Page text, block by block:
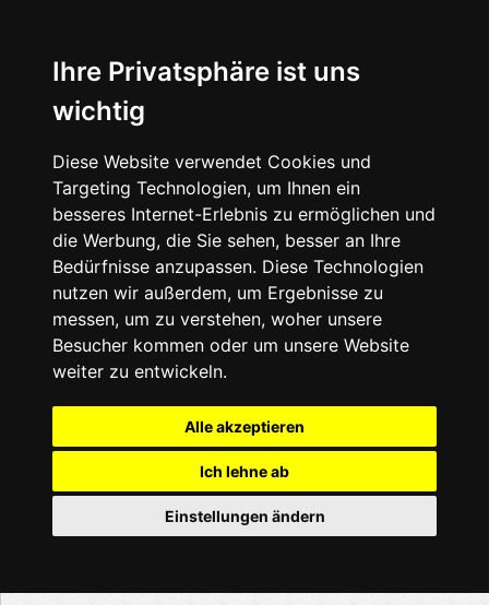
Ihre Privatsphäre ist uns
wichtig
Diese Website verwendet Cookies und
Targeting Technologien, um Ihnen ein
besseres Internet-Erlebnis zu ermöglichen und
die Werbung, die Sie sehen, besser an Ihre
Bedürfnisse anzupassen. Diese Technologien
nutzen wir außerdem, um Ergebnisse zu
messen, um zu verstehen, woher unsere
Besucher kommen oder um unsere Website
weiter zu entwickeln.
Alle akzeptieren
Ich lehne ab
Einstellungen ändern